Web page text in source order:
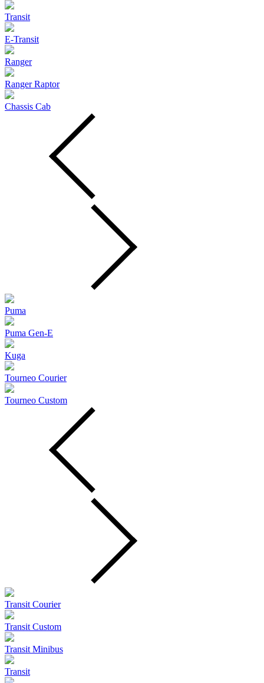
Transit
E-Transit
Ranger
Ranger Raptor
Chassis Cab
Puma
Puma Gen‑E
Kuga
Tourneo Courier
Tourneo Custom
Transit Courier
Transit Custom
Transit Minibus
Transit